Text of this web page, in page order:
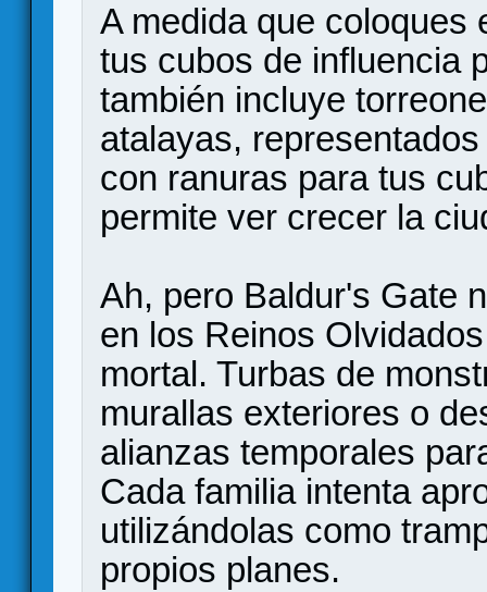
A medida que coloques
tus cubos de influencia
también incluye
atalayas,
con ranuras para tus
permite ver crecer la
Ah, pero Baldur's Gate
en los Reinos
mortal. Turbas de
murallas exteriores o
alianzas temporales
Cada familia intenta
utilizándolas como
propios planes.